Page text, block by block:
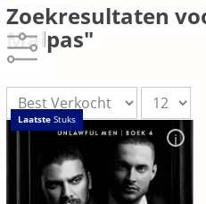
Zoekresultaten
Malpas"
LaatsteStuks